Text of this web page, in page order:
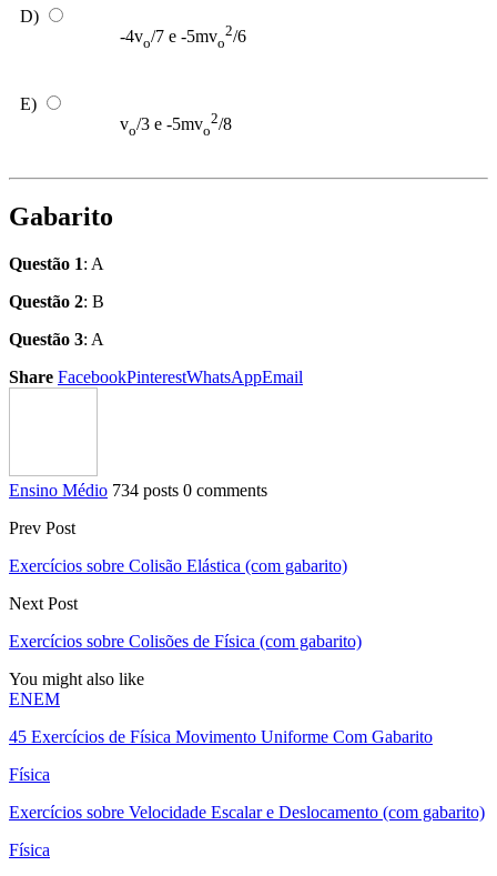
D)
-4vo/7 e -5mvo
2/6
E)
vo/3 e -5mvo
2/8
Gabarito
Questão 1: A
Questão 2: B
Questão 3: A
Share FacebookPinterestWhatsAppEmail
Ensino Médio 734 posts 0 comments
Prev Post
Exercícios sobre Colisão Elástica (com gabarito)
Next Post
Exercícios sobre Colisões de Física (com gabarito)
You might also like
ENEM
45 Exercícios de Física Movimento Uniforme Com Gabarito
Física
Exercícios sobre Velocidade Escalar e Deslocamento (com gabarito)
Física